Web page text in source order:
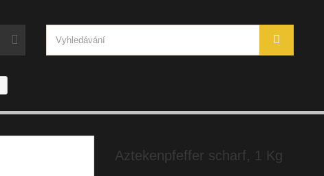
Aztekenpfeffer scharf, 1 Kg